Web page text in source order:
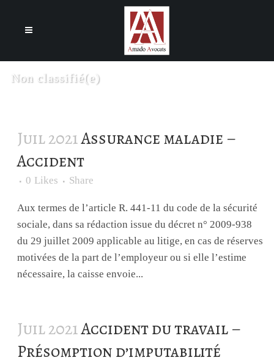
Non classifié(e)
Juil 2021Assurance maladie –
Accident
0 Likes Share
Aux termes de l’article R. 441-11 du code de la sécurité
sociale, dans sa rédaction issue du décret n° 2009-938
du 29 juillet 2009 applicable au litige, en cas de réserves
motivées de la part de l’employeur ou si elle l’estime
nécessaire, la caisse envoie...
Juil 2021Accident du travail –
Présomption d’imputabilité